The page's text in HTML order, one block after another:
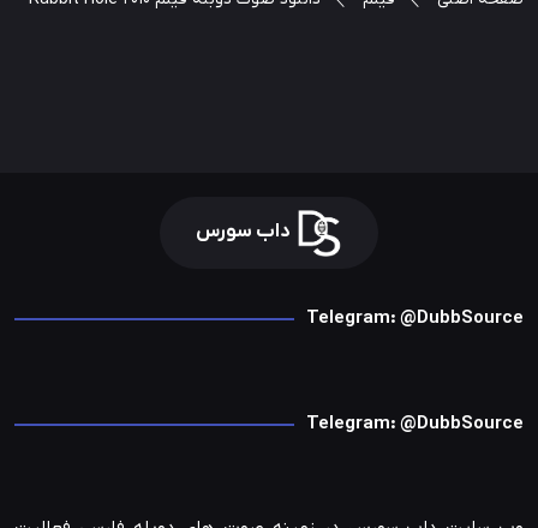
داب سورس
Telegram: @DubbSource
Telegram: @DubbSource